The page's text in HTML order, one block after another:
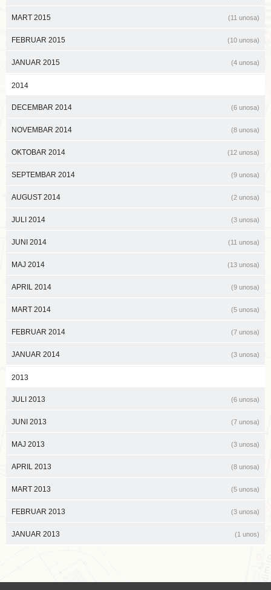
MART 2015 (11 unosa)
FEBRUAR 2015 (10 unosa)
JANUAR 2015 (4 unosa)
2014
DECEMBAR 2014 (6 unosa)
NOVEMBAR 2014 (8 unosa)
OKTOBAR 2014 (12 unosa)
SEPTEMBAR 2014 (9 unosa)
AUGUST 2014 (2 unosa)
JULI 2014 (3 unosa)
JUNI 2014 (11 unosa)
MAJ 2014 (13 unosa)
APRIL 2014 (9 unosa)
MART 2014 (5 unosa)
FEBRUAR 2014 (7 unosa)
JANUAR 2014 (3 unosa)
2013
JULI 2013 (6 unosa)
JUNI 2013 (7 unosa)
MAJ 2013 (3 unosa)
APRIL 2013 (8 unosa)
MART 2013 (5 unosa)
FEBRUAR 2013 (3 unosa)
JANUAR 2013 (1 unos)